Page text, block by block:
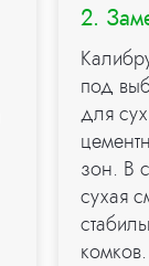
2.
под
для
зон. В
сухая